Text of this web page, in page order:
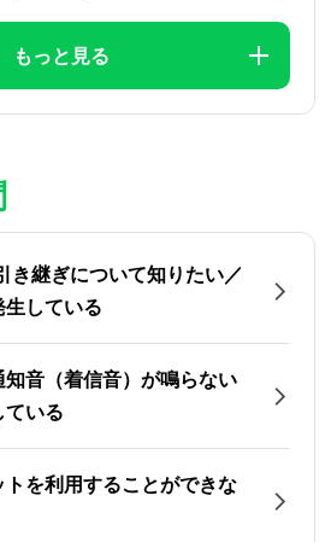
もっと見る
き継ぎについて知りたい／
している
音（着信音）が鳴らない
いる
を利用することができな